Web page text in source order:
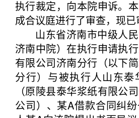
执行裁定，向本院申诉。
成合议庭进行了审查，现已
山东省济南市中级人民
济南中院）在执行申请执
有限公司济南分行（以下
分行）与被执行人山东泰
（原陵县泰华浆纸有限公
公司）、某A借款合同纠